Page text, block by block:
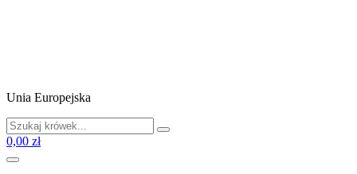
Unia Europejska
0,00 zł